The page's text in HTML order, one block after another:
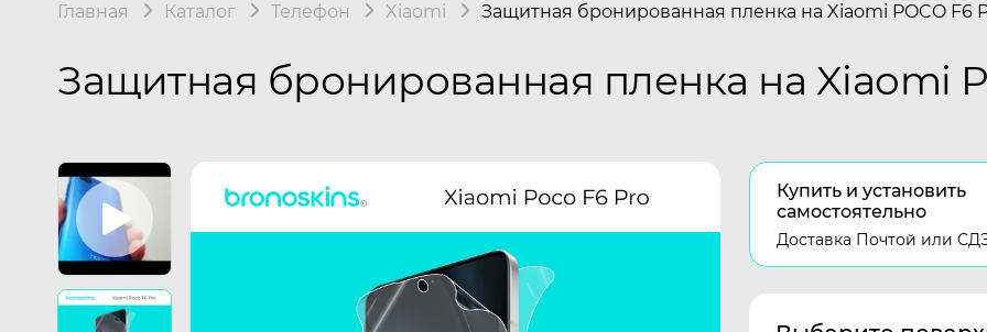
Главная Каталог Телефон Xiaomi Защитная бронированная пленка на Xiaomi POCO F6
Защитная бронированная пленка на Xiaomi
Купить и установить
самостоятельно
Доставка Почтой или